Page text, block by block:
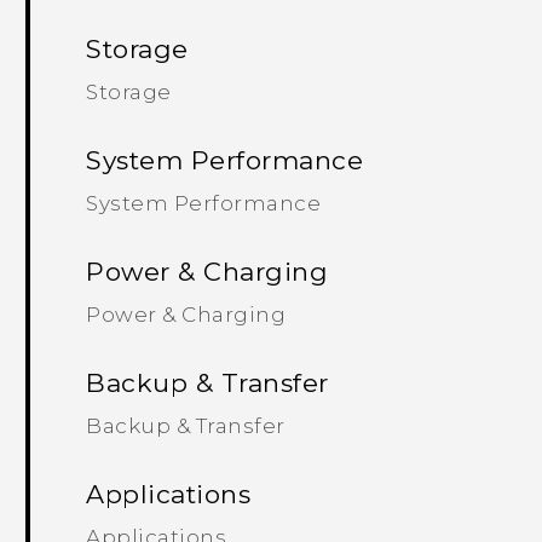
Storage
Storage
System Performance
System Performance
Power & Charging
Power & Charging
Backup & Transfer
Backup & Transfer
Applications
Applications